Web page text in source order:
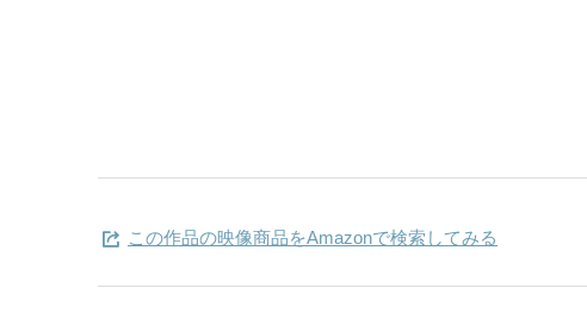
この作品の映像商品をAmazonで検索してみる